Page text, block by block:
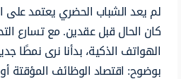
لم يعد الشباب الحضري يعتمد على
كان الحال قبل عقدين. مع تسارع
الهواتف الذكية، بدأنا نرى نمطًا